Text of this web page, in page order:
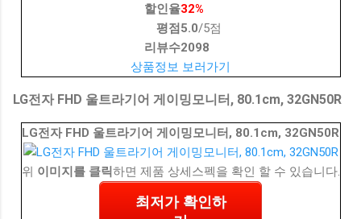
할인율32%
평점 5.0/5점
리뷰수2098
상품정보 보러가기
LG전자 FHD 울트라기어 게이밍모니터, 80.1cm, 32GN50R
LG전자 FHD 울트라기어 게이밍모니터, 80.1cm, 32GN50R
위 이미지를 클릭하면 제품 상세스펙을 확인 할 수 있습니다.
최저가 확인하